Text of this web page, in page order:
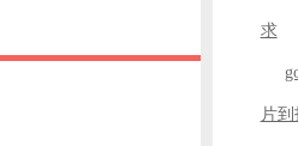
求
片